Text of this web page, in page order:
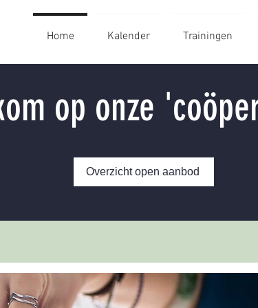
Home Kalender Trainingen
op onze
Overzicht open aanbod